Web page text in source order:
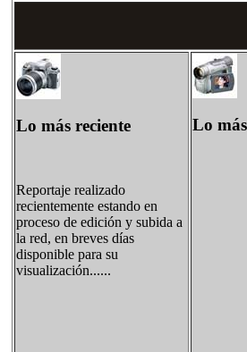
Lo más reciente
Reportaje realizado
recientemente estando en
proceso de edición y subida a
la red, en breves días
disponible para su
visualización......
Lo